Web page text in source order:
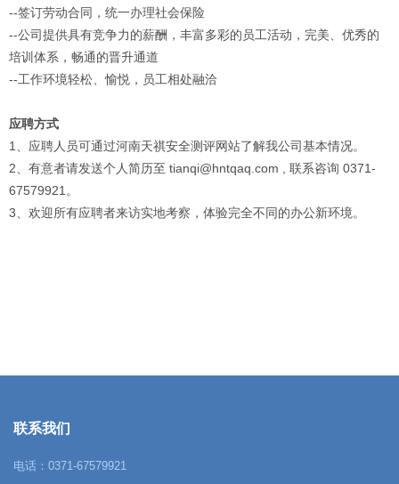
--签订劳动合同，统一办理社会保险
--公司提供具有竞争力的薪酬，丰富多彩的员工活动，完美、优秀的
培训体系，畅通的晋升通道
--工作环境轻松、愉悦，员工相处融洽
应聘方式
1、应聘人员可通过河南天祺安全测评网站了解我公司基本情况。
2、有意者请发送个人简历至 tianqi@hntqaq.com , 联系咨询 0371-
67579921。
3、欢迎所有应聘者来访实地考察，体验完全不同的办公新环境。
联系我们
电话：0371-67579921